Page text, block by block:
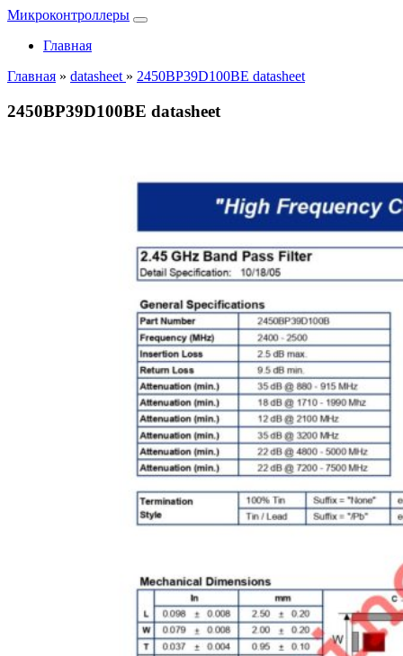
Микроконтроллеры
Главная
Главная » datasheet » 2450BP39D100BE datasheet
2450BP39D100BE datasheet